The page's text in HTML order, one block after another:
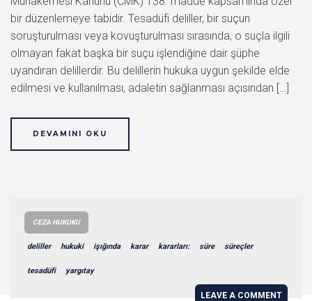
bir düzenlemeye tabidir. Tesadüfi deliller, bir suçun
soruşturulması veya kovuşturulması sırasında, o suçla ilgili
olmayan fakat başka bir suçu işlendiğine dair şüphe
uyandıran delillerdir. Bu delillerin hukuka uygun şekilde elde
edilmesi ve kullanılması, adaletin sağlanması açısından […]
DEVAMINI OKU
CEZA HUKUKU
deliller hukuki işığında karar kararları: süre süreçler
tesadüfi yargıtay
LEAVE A COMMENT